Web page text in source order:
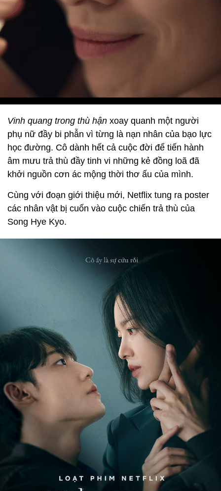
Vinh quang trong thù hận xoay quanh một người
phụ nữ đầy bi phẫn vì từng là nạn nhân của bạo lực
học đường. Cô dành hết cả cuộc đời để tiến hành
âm mưu trả thù đầy tinh vi những kẻ đồng loã đã
khởi nguồn cơn ác mộng thời thơ ấu của mình.
Cùng với đoạn giới thiệu mới, Netflix tung ra poster
các nhân vật bị cuốn vào cuộc chiến trả thù của
Song Hye Kyo.